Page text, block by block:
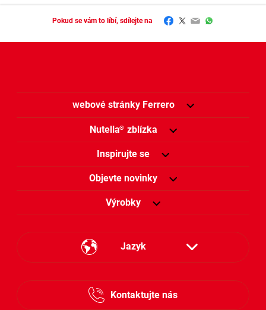
Pokud se vám to líbí, sdílejte na Facebook
Twitter
EmailWhatsApp
webové stránky Ferrero
Nutella® zblízka
Inspirujte se
Objevte novinky
Výrobky
Jazyk
Kontaktujte nás